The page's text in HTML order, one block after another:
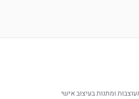
ומתנות בעיצוב אישי